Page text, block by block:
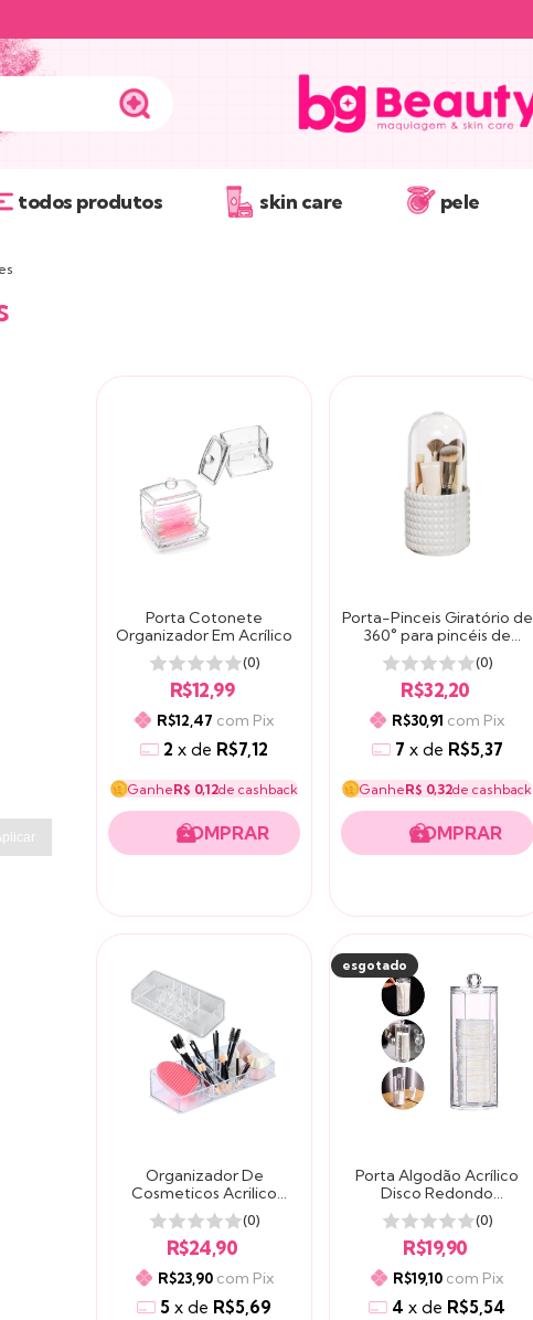
todos produtos skin care pele
Porta Cotonete
Organizador Em Acrílico
(0)
R$12,99
R$12,47 com Pix
2 xde R$7,12
GanheR$ 0,12de cashback
Porta-Pinceis Giratório de
360° para pincéis de
maquiagem(0)
R$32,20
R$30,91 com Pix
7 x de R$5,37
GanheR$ 0,32de cashback
Organizador De
Cosmeticos Acrilico
Retangular 11 Cavidades
(0)
R$24,90
R$23,90 com Pix
5 xde R$5,69
esgotado
Porta Algodão Acrílico
Disco Redondo
Organizador(0)
R$19,90
R$19,10 com Pix
4 xde R$5,54